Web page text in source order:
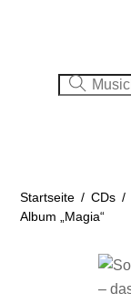
Startseite / CDs /
Album „Magia“